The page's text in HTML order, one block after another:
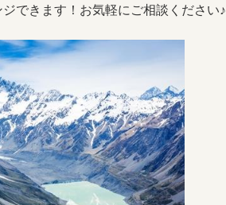
できます！お気軽にご相談ください♪